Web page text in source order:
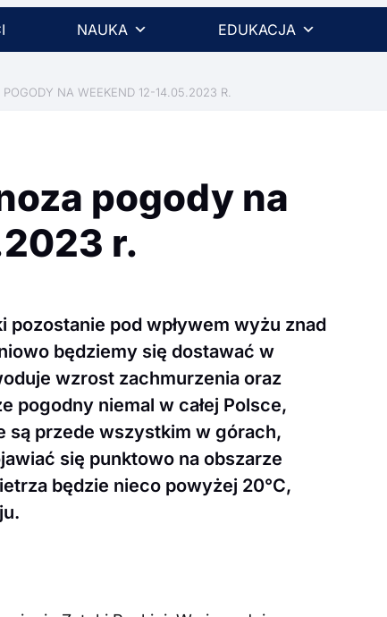
NAUKA EDUKACJA
NA WEEKEND 12-14.05.2023 R.
pogody na
r.
pod wpływem wyżu znad
będziemy się dostawać w
wzrost zachmurzenia oraz
pogodny niemal w całej Polsce,
są przede wszystkim w górach,
się punktowo na obszarze
będzie nieco powyżej 20°C,